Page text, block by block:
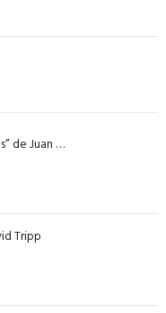
de Juan …
Tripp